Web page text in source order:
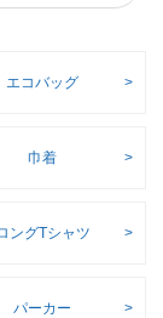
エコバッグ
巾着
ングTシャツ
パーカー